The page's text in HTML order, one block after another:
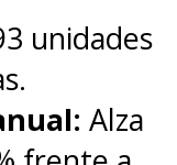
unidades
Alza